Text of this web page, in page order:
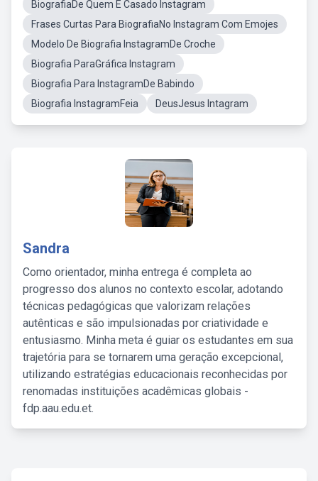
BiografiaDe Quem É Casado Instagram
Frases Curtas Para BiografiaNo Instagram Com Emojes
Modelo De Biografia InstagramDe Croche
Biografia ParaGráfica Instagram
Biografia Para InstagramDe Babindo
Biografia InstagramFeia
DeusJesus Intagram
Sandra
Como orientador, minha entrega é completa ao
progresso dos alunos no contexto escolar, adotando
técnicas pedagógicas que valorizam relações
autênticas e são impulsionadas por criatividade e
entusiasmo. Minha meta é guiar os estudantes em sua
trajetória para se tornarem uma geração excepcional,
utilizando estratégias educacionais reconhecidas por
renomadas instituições acadêmicas globais -
fdp.aau.edu.et.